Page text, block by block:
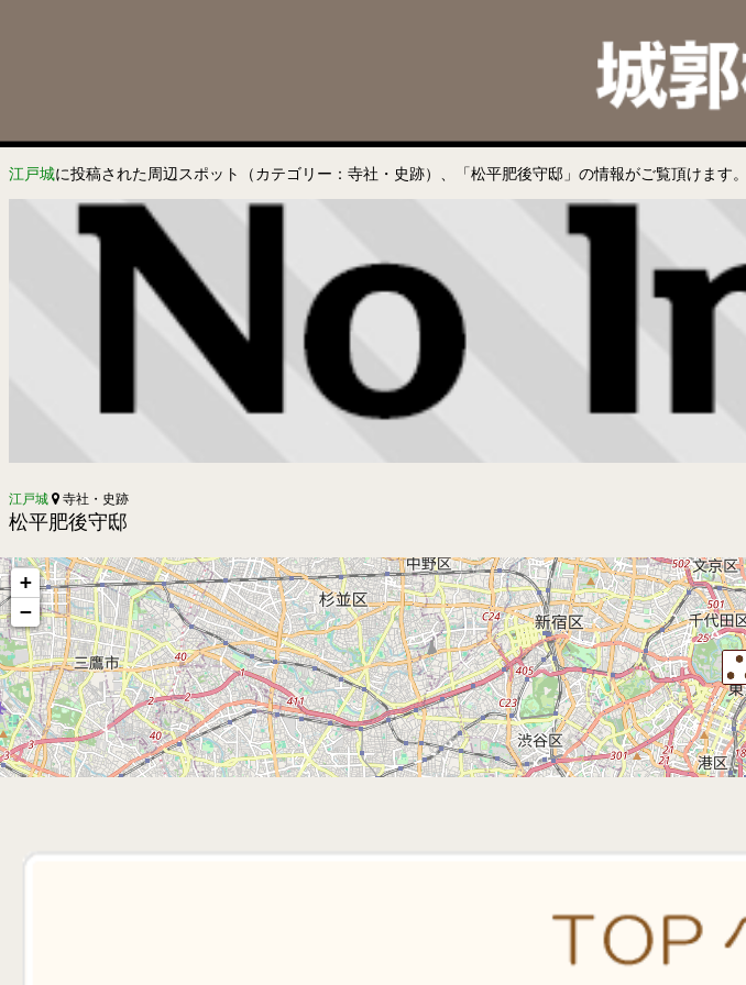
江戸城に投稿された周辺スポット（カテゴリー：寺社・史跡）、「松平肥後守邸」の情報がご覧頂けます。
江戸城 寺社・史跡
松平肥後守邸
+
−